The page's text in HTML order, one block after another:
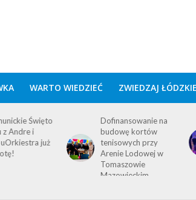
WARTO WIEDZIEĆ ZWIEDZAJ
Święto
z Andre i
już
Dofinansowanie na
budowę kortów
tenisowych przy
Arenie Lodowej w
Tomaszowie
Mazowieckim